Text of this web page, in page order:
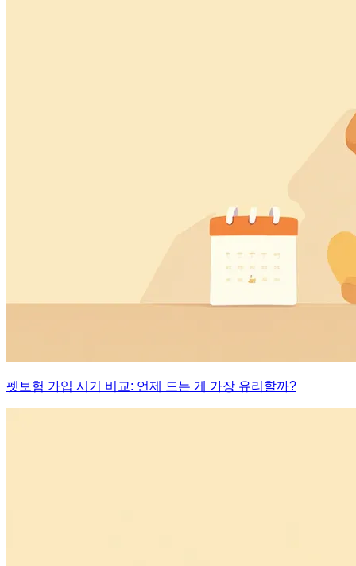
펫보험 가입 시기 비교: 언제 드는 게 가장 유리할까?